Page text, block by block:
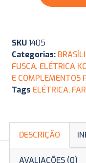
SKU1405
Categorias:
FUSCA, ELÉTRICA
E COMPLEMENTOS
Tags ELÉTRICA,
DESCRIÇÃO
AVALIAÇÕES (0)